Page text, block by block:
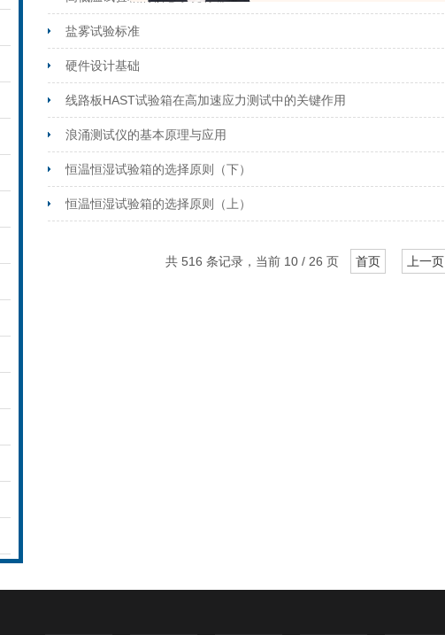
盐雾试验标准
硬件设计基础
线路板HAST试验箱在高加速应力测试中的关键作用
浪涌测试仪的基本原理与应用
恒温恒湿试验箱的选择原则（下）
恒温恒湿试验箱的选择原则（上）
共 516 条记录，当前 10 / 26 页 首页 上一页